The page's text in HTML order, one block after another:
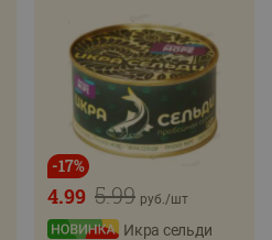
-17%
5.99
4.99 руб./шт
Икра сельди